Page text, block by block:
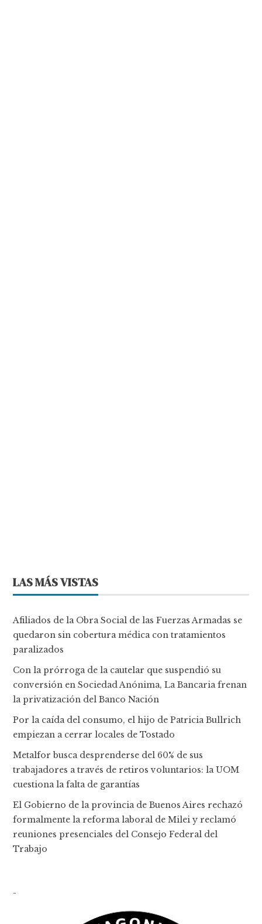
LAS MÁS VISTAS
Afiliados de la Obra Social de las Fuerzas Armadas se
quedaron sin cobertura médica con tratamientos
paralizados
Con la prórroga de la cautelar que suspendió su
conversión en Sociedad Anónima, La Bancaria frenan
la privatización del Banco Nación
Por la caída del consumo, el hijo de Patricia Bullrich
empiezan a cerrar locales de Tostado
Metalfor busca desprenderse del 60% de sus
trabajadores a través de retiros voluntarios: la UOM
cuestiona la falta de garantías
El Gobierno de la provincia de Buenos Aires rechazó
formalmente la reforma laboral de Milei y reclamó
reuniones presenciales del Consejo Federal del
Trabajo
-